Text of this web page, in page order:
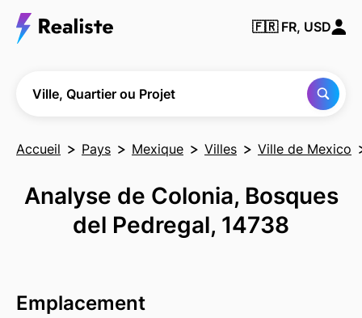
🇫🇷 FR, USD
Ville, Quartier ou Projet
Accueil Pays Mexique Villes Ville de Mexico
Analyse de Colonia, Bosques
del Pedregal, 14738
Emplacement